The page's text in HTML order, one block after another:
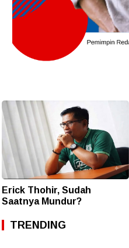
Erick Thohir, Sudah
Saatnya Mundur?
TRENDING